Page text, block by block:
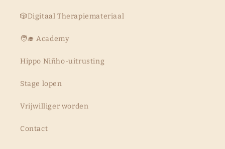
🎲Digitaal Therapiemateriaal
🧑‍🎓 Academy
Hippo Niñho-uitrusting
Stage lopen
Vrijwilliger worden
Contact